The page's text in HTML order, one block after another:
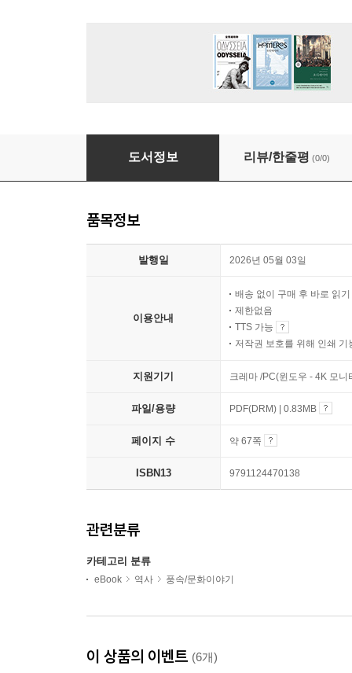
1시간에 마스터하는 아르메니아 문화
도서정보 리뷰/한줄평 (0/0)
품목정보
발행일 2026년 05월 03일
이용안내
배송 없이 구매 후 바로 읽기
제한없음
TTS 가능
저작권 보호를 위해 인쇄 기
지원기기 크레마 /PC(윈도우 - 4K 모
파일/용량 PDF(DRM) | 0.83MB
페이지 수 약 67쪽
ISBN13 9791124470138
관련분류
카테고리 분류
eBook 역사 풍속/문화이야기
이 상품의 이벤트 (6개)